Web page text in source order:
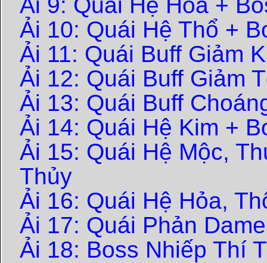
Ải 10: Quái Hệ Thổ +
Ải 11: Quái Buff Giảm
Ải 12: Quái Buff Giảm
Ải 13: Quái Buff
Ải 14: Quái Hệ Kim +
Ải 15: Quái Hệ Mộc,
Thủy
Ải 16: Quái Hệ Hỏa,
Ải 17: Quái Phản
Ải 18: Boss Nhiếp Thí